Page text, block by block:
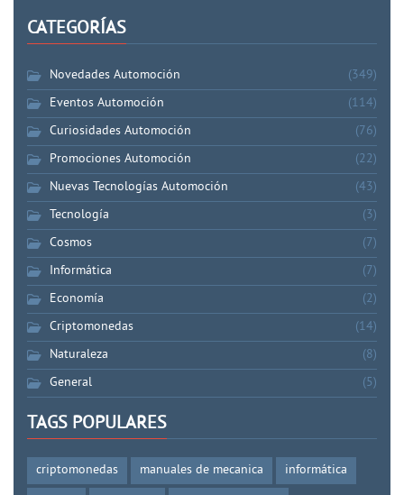
CATEGORÍAS
Novedades Automoción
(349)
Eventos Automoción
(114)
Curiosidades Automoción
(76)
Promociones Automoción
(22)
Nuevas Tecnologías Automoción
(43)
Tecnología
(3)
Cosmos
(7)
Informática
(7)
Economía
(2)
Criptomonedas
(14)
Naturaleza
(8)
General
(5)
TAGS POPULARES
criptomonedas manuales de mecanica
informática